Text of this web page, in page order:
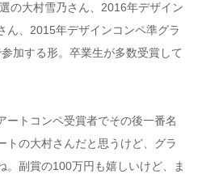
の大村雪乃さん、2016年デザイン
ん、2015年デザインコンペ準グラ
加する形。卒業生が多数受賞して
ートコンペ受賞者でその後一番名
トの大村さんだと思うけど、グラ
。副賞の100万円も嬉しいけど、ま